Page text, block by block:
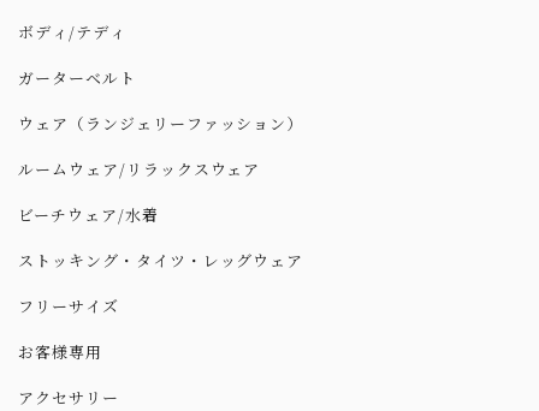
ボディ/テディ
ガーターベルト
ウェア（ランジェリーファッション）
ルームウェア/リラックスウェア
ビーチウェア/水着
ストッキング・タイツ・レッグウェア
フリーサイズ
お客様専用
アクセサリー